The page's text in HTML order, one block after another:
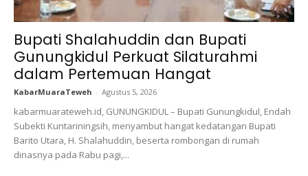
Bupati Shalahuddin dan Bupati
Gunungkidul Perkuat Silaturahmi
dalam Pertemuan Hangat
KabarMuaraTeweh - Agustus 5, 2026
kabarmuarateweh.id, GUNUNGKIDUL – Bupati Gunungkidul, Endah
Subekti Kuntariningsih, menyambut hangat kedatangan Bupati
Barito Utara, H. Shalahuddin, beserta rombongan di rumah
dinasnya pada Rabu pagi,...